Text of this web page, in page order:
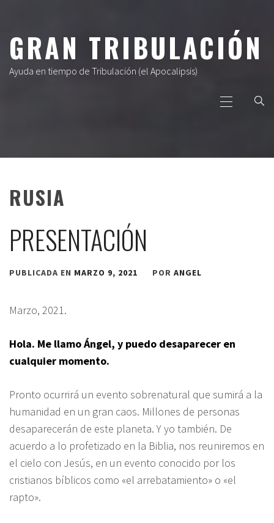
contenido
GRAN TRIBULACIÓN
Ayuda en tiempo de Tribulación (el Apocalipsis)
principal
RUSIA
PRESENTACIÓN
PUBLICADA EN MARZO 9, 2021 POR ANGEL
Marzo, 2021.
Hola. Me llamo Ángel, y puedo desaparecer en
cualquier momento.
Pronto ocurrirá un evento sobrenatural que sumirá a la
humanidad en un gran caos. Millones de personas
desaparecerán de este planeta. Y yo también. De
acuerdo a lo profetizado en la Biblia, nos reuniremos en
el cielo con Jesús, en un evento conocido por los
cristianos bíblicos como «el arrebatamiento» o «el
rapto».